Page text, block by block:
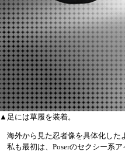
▲足には草履を装着。
海外から見た忍者像を具体化した
私も最初は、Poserのセクシー系ア